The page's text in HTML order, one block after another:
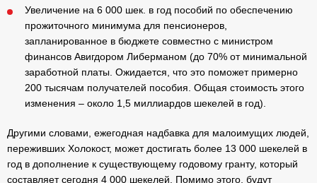
Увеличение на 6 000 шек. в год пособий по обеспечению
прожиточного минимума для пенсионеров,
запланированное в бюджете совместно с министром
финансов Авигдором Либерманом (до 70% от минимальной
заработной платы. Ожидается, что это поможет примерно
200 тысячам получателей пособия. Общая стоимость этого
изменения – около 1,5 миллиардов шекелей в год).
Другими словами, ежегодная надбавка для малоимущих людей,
переживших Холокост, может достигать более 13 000 шекелей в
год в дополнение к существующему годовому гранту, который
составляет сегодня 4 000 шекелей.
Помимо этого, будут